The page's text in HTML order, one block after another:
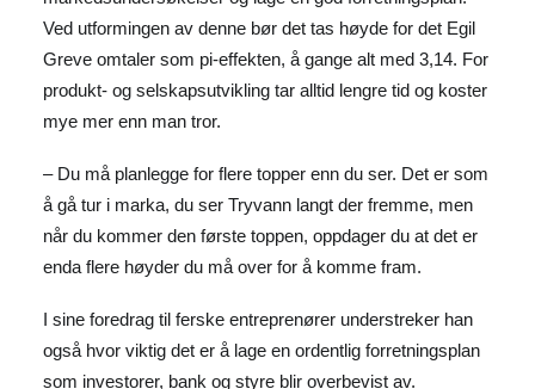
Ved utformingen av denne bør det tas høyde for det Egil
Greve omtaler som pi-effekten, å gange alt med 3,14. For
produkt- og selskapsutvikling tar alltid lengre tid og koster
mye mer enn man tror.
– Du må planlegge for flere topper enn du ser. Det er som
å gå tur i marka, du ser Tryvann langt der fremme, men
når du kommer den første toppen, oppdager du at det er
enda flere høyder du må over for å komme fram.
I sine foredrag til ferske entreprenører understreker han
også hvor viktig det er å lage en ordentlig forretningsplan
som investorer, bank og styre blir overbevist av.